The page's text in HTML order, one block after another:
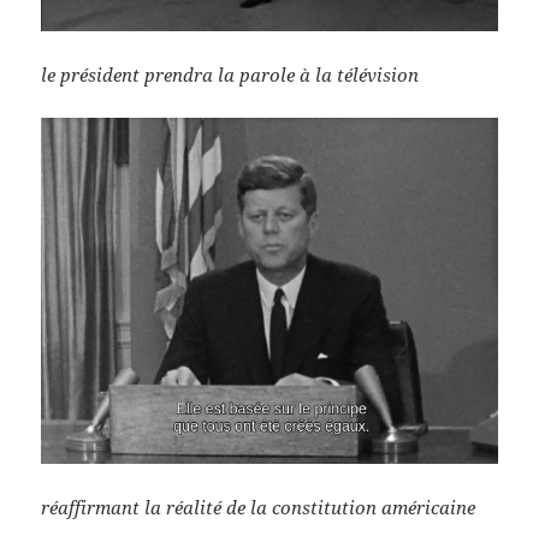
le président prendra la parole à la télévision
réaffirmant la réalité de la constitution américaine